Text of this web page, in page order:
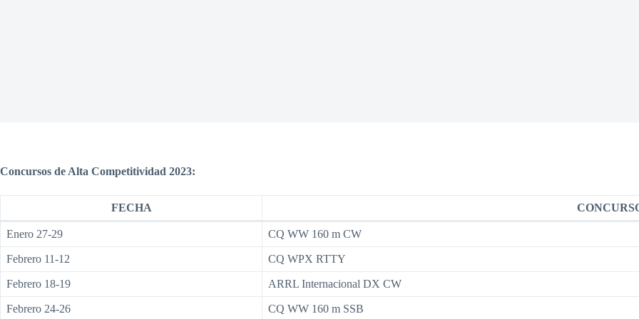
Concursos de Alta Competitividad 2023:
FECHA
Enero 27-29 CQ WW 160 m CW
Febrero 11-12 CQ WPX RTTY
Febrero 18-19 ARRL Internacional DX CW
Febrero 24-26 CQ WW 160 m SSB